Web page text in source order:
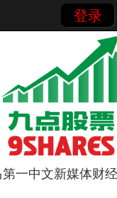
登录
第一中文新媒体财